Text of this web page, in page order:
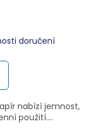
doručení
nabízí jemnost,
použití.…